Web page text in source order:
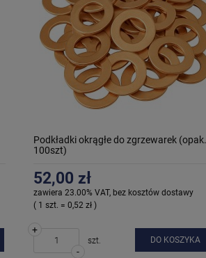
Podkładki okrągłe do zgrzewarek (opak.
100szt)
52,00 zł
zawiera 23.00% VAT, bez kosztów dostawy
( 1 szt. = 0,52 zł )
-
+
szt. DO KOSZYKA